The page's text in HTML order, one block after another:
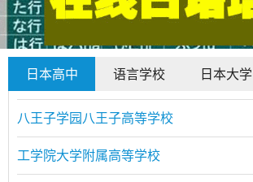
日本高中 语言学校 日本大学
八王子学园八王子高等学校
工学院大学附属高等学校